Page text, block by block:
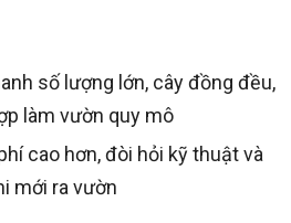
số lượng lớn, cây đồng đều,
làm vườn quy mô
cao hơn, đòi hỏi kỹ thuật và
mới ra vườn